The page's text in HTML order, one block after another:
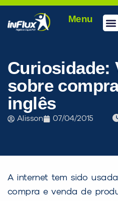
Menu
Curiosidade:
sobre
inglês
Alisson 07/04/2015
A internet tem sido
compra e venda de